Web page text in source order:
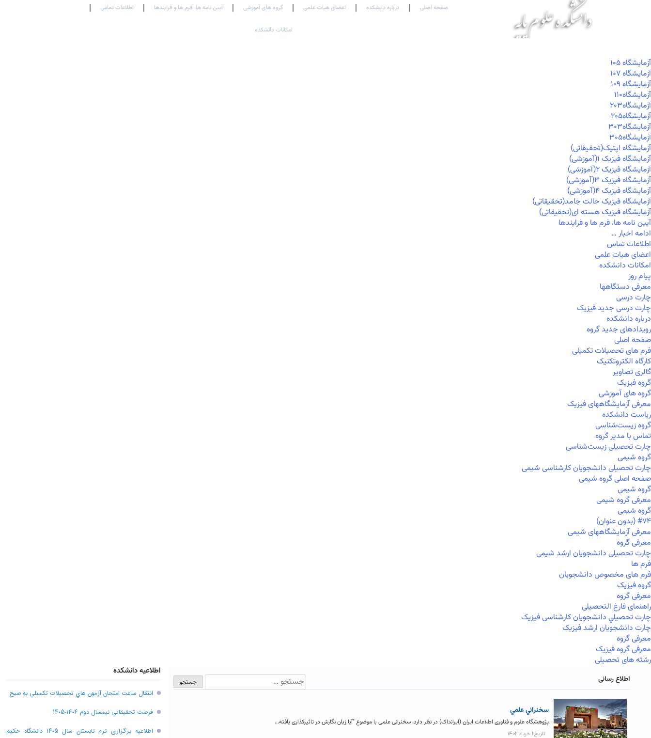
صفحه اصلی درباره دانشکده اعضای هیات علمی گروه های آموزشی آیین نامه ها، فرم ها و فرایندها اطلاعات تماس
امکانات دانشکده
آزمايشگاه ۱۰۵
آزمايشگاه ۱۰۷
آزمايشگاه ۱۰۹
آزمايشگاه۱۱۰
آزمايشگاه۲۰۳
آزمايشگاه۲۰۵
آزمايشگاه۳۰۳
آزمايشگاه۳۰۵
آزمایشگاه اپتیک(تحقیقاتی)
آزمایشگاه فیزیک ۱(آموزشی)
آزمایشگاه فیزیک ۲(آموزشی)
آزمایشگاه فیزیک ۳(آموزشی)
آزمایشگاه فیزیک ۴(آموزشی)
آزمایشگاه فیزیک حالت جامد(تحقیقاتی)
آزمایشگاه فیزیک هسته ای(تحقیقاتی)
آیین نامه ها، فرم ها و فرایندها
ادامه اخبار …
اطلاعات تماس
اعضای هیات علمی
امکانات دانشکده
پیام روز
معرفی دستگاهها
چارت درسی
چارت درسی جدید فیزیک
درباره دانشکده
رویدادهای جدید گروه
صفحه اصلی
فرم های تحصیلات تکمیلی
کارگاه الکتروتکنیک
گالری تصاویر
گروه فیزیک
گروه های آموزشی
معرفی آزمایشگاههای فیزیک
ریاست دانشکده
گروه زیست‌شناسی
تماس با مدیر گروه
چارت تحصیلی زیست‌شناسی
گروه شیمی
چارت تحصیلی دانشجویان کارشناسی شیمی
صفحه اصلی گروه شیمی
گروه شیمی
معرفی گروه شیمی
گروه شیمی
#۷۴ (بدون عنوان)
معرفی آزمایشگاههای شیمی
معرفی گروه
چارت تحصیلی دانشجویان ارشد شیمی
فرم ها
فرم های مخصوص دانشجویان
گروه فیزیک
معرفی گروه
راهنمای فارغ التحصیلی
چارت تحصيلي دانشجویان کارشناسی فیزیک
چارت دانشجویان ارشد فیزیک
معرفی گروه
معرفی گروه فیزیک
رشته های تحصیلی
اطلاع رسانی
سخنراني علمي
پژوهشگاه علوم و فناوری اطلاعات ایران (ایرانداک) در نظر دارد، سخنرانی علمی با موضوع "آیا زبان نگارش در تاثیرکذاری یافته...
تاریخ۲ خرداد ۱۴۰۲
اطلاعیه دانشکده
انتقال ساعت امتحان آزمون هاي تحصيلات تکميلي به صبح
فرصت تحقيقاتي نیمسال دوم ۱۴۰۴-۱۴۰۵
اطلاعیه برگزاری ترم تابستان سال ۱۴۰۵ دانشگاه حکیم